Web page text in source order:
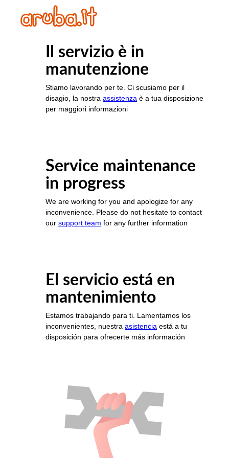
Il servizio è in
manutenzione
Stiamo lavorando per te. Ci scusiamo per il
disagio, la nostra assistenza è a tua disposizione
per maggiori informazioni
Service maintenance
in progress
We are working for you and apologize for any
inconvenience. Please do not hesitate to contact
our support team for any further information
El servicio está en
mantenimiento
Estamos trabajando para ti. Lamentamos los
inconvenientes, nuestra asistencia está a tu
disposición para ofrecerte más información